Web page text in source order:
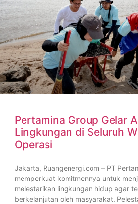
Pertamina Group Gelar
Lingkungan di Seluruh
Operasi
Jakarta, Ruangenergi.com – PT
memperkuat komitmennya untuk
melestarikan lingkungan hidup agar
berkelanjutan oleh masyarakat.